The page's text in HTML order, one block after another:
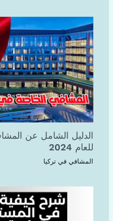
الدليل الشامل عن
للعام 2024
المشافي في تركيا